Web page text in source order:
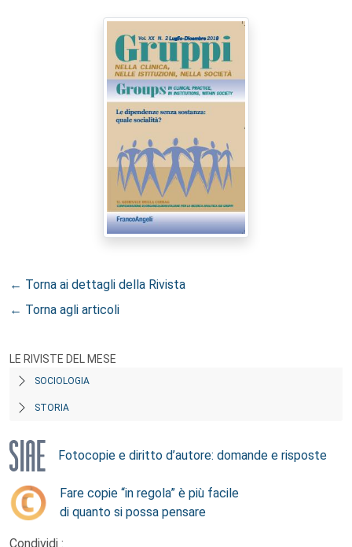
← Torna ai dettagli della Rivista
← Torna agli articoli
LE RIVISTE DEL MESE
SOCIOLOGIA
STORIA
Fotocopie e diritto d’autore: domande e risposte
Fare copie “in regola” è più facile
di quanto si possa pensare
Condividi :